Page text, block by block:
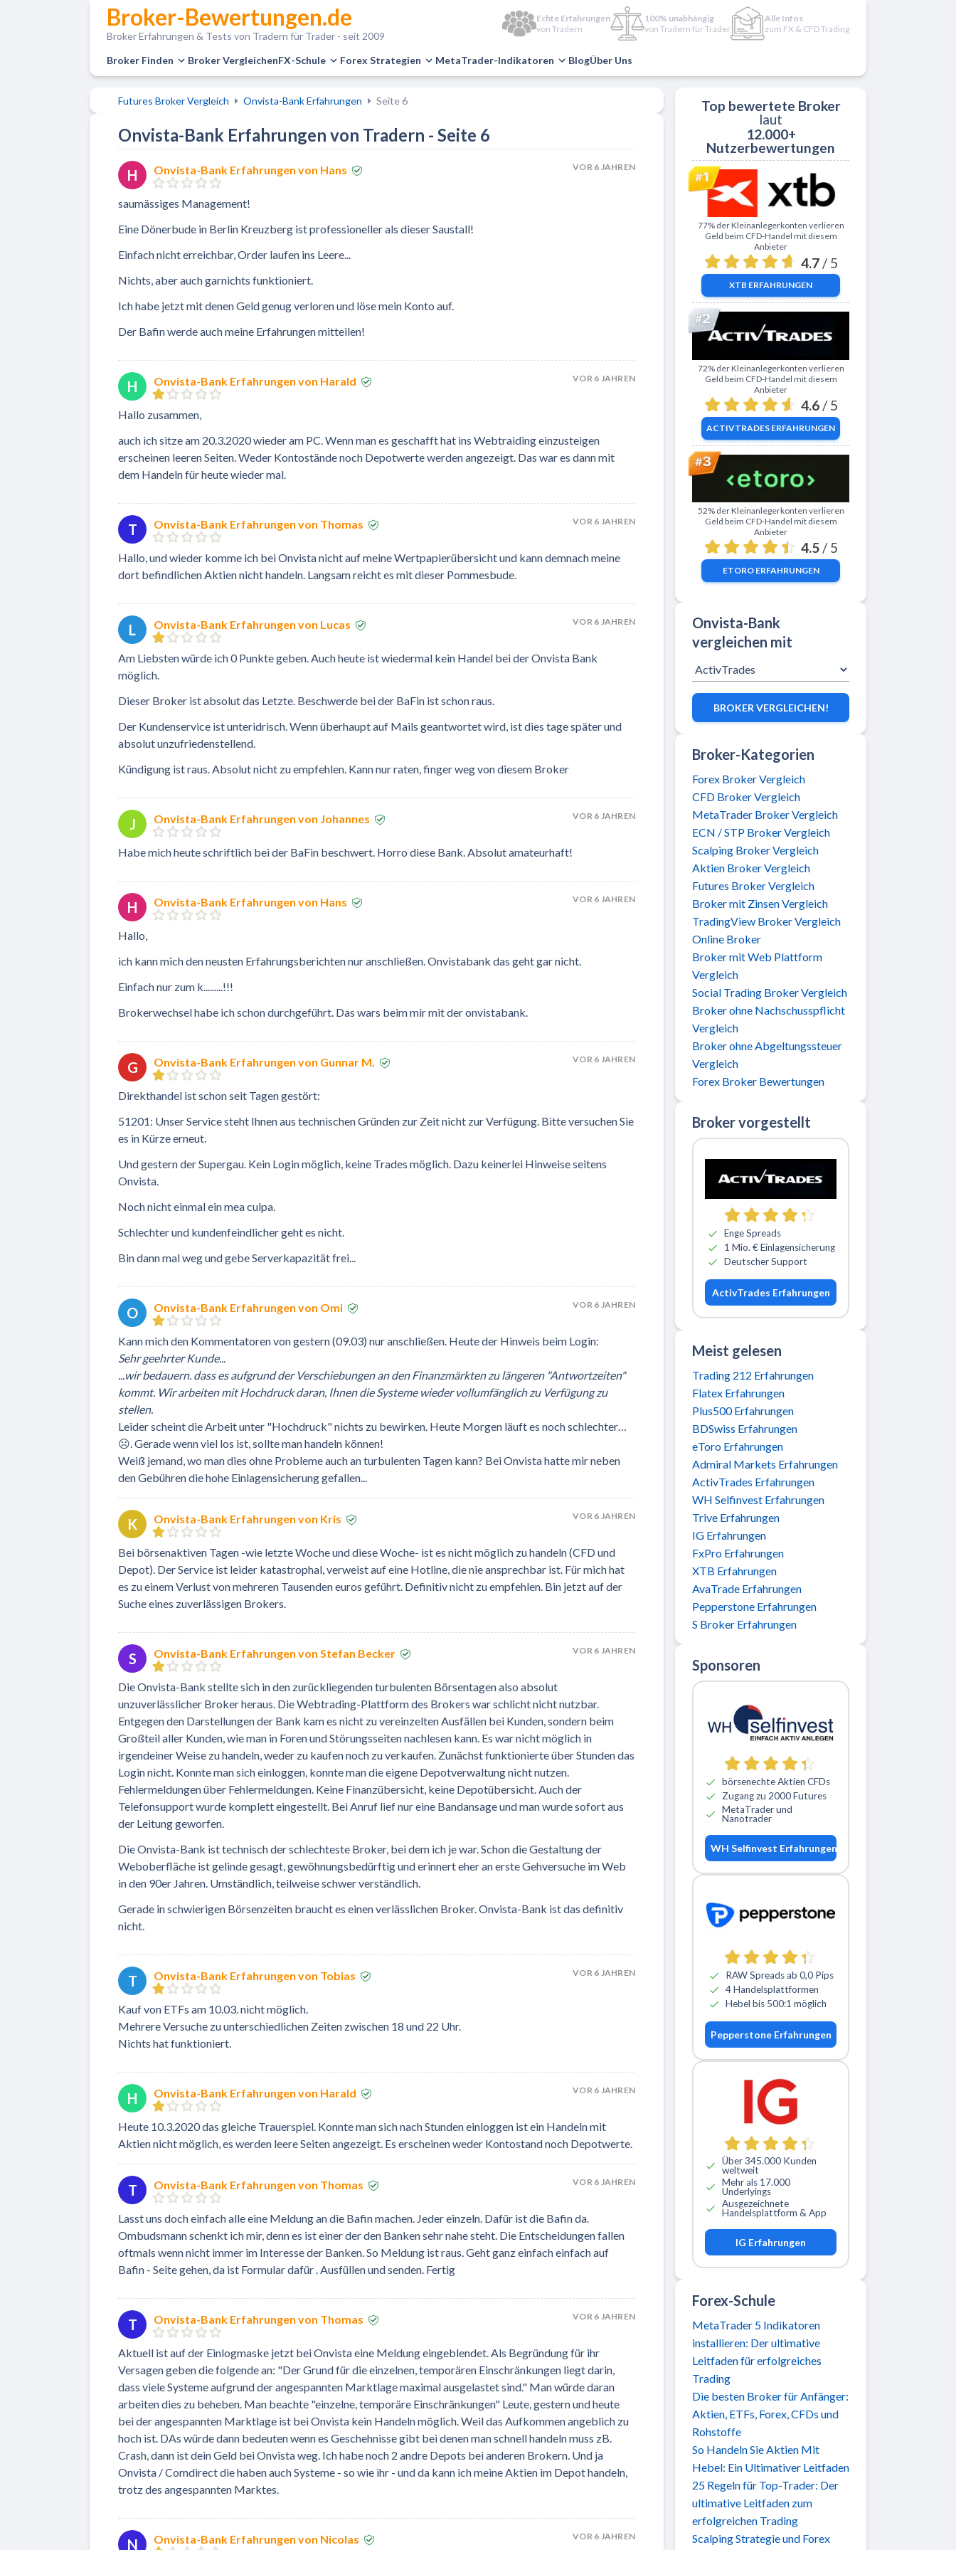
Broker-Bewertungen.de
Broker Erfahrungen & Tests von Tradern für Trader - seit 2009
Echte Erfahrungen
von Tradern
100% unabhängig
von Tradern für Trader
Alle Infos
zum FX & CFD Trading
Broker Finden Broker VergleichenFX-Schule Forex Strategien MetaTrader-Indikatoren BlogÜber Uns
Futures Broker Vergleich Onvista-Bank Erfahrungen Seite 6
Onvista-Bank Erfahrungen von Tradern - Seite 6
H Onvista-Bank Erfahrungen von Hans VOR 6 JAHREN
saumässiges Management!
Eine Dönerbude in Berlin Kreuzberg ist professioneller als dieser Saustall!
Einfach nicht erreichbar, Order laufen ins Leere...
Nichts, aber auch garnichts funktioniert.
Ich habe jetzt mit denen Geld genug verloren und löse mein Konto auf.
Der Bafin werde auch meine Erfahrungen mitteilen!
H Onvista-Bank Erfahrungen von Harald VOR 6 JAHREN
Hallo zusammen,
auch ich sitze am 20.3.2020 wieder am PC. Wenn man es geschafft hat ins Webtraiding einzusteigen
erscheinen leeren Seiten. Weder Kontostände noch Depotwerte werden angezeigt. Das war es dann mit
dem Handeln für heute wieder mal.
T Onvista-Bank Erfahrungen von Thomas VOR 6 JAHREN
Hallo, und wieder komme ich bei Onvista nicht auf meine Wertpapierübersicht und kann demnach meine
dort befindlichen Aktien nicht handeln. Langsam reicht es mit dieser Pommesbude.
L Onvista-Bank Erfahrungen von Lucas VOR 6 JAHREN
Am Liebsten würde ich 0 Punkte geben. Auch heute ist wiedermal kein Handel bei der Onvista Bank
möglich.
Dieser Broker ist absolut das Letzte. Beschwerde bei der BaFin ist schon raus.
Der Kundenservice ist unteridrisch. Wenn überhaupt auf Mails geantwortet wird, ist dies tage später und
absolut unzufriedenstellend.
Kündigung ist raus. Absolut nicht zu empfehlen. Kann nur raten, finger weg von diesem Broker
J Onvista-Bank Erfahrungen von Johannes VOR 6 JAHREN
Habe mich heute schriftlich bei der BaFin beschwert. Horro diese Bank. Absolut amateurhaft!
H Onvista-Bank Erfahrungen von Hans VOR 6 JAHREN
Hallo,
ich kann mich den neusten Erfahrungsberichten nur anschließen. Onvistabank das geht gar nicht.
Einfach nur zum k.........!!!
Brokerwechsel habe ich schon durchgeführt. Das wars beim mir mit der onvistabank.
G Onvista-Bank Erfahrungen von Gunnar M. VOR 6 JAHREN
Direkthandel ist schon seit Tagen gestört:
51201: Unser Service steht Ihnen aus technischen Gründen zur Zeit nicht zur Verfügung. Bitte versuchen Sie
es in Kürze erneut.
Und gestern der Supergau. Kein Login möglich, keine Trades möglich. Dazu keinerlei Hinweise seitens
Onvista.
Noch nicht einmal ein mea culpa.
Schlechter und kundenfeindlicher geht es nicht.
Bin dann mal weg und gebe Serverkapazität frei...
O Onvista-Bank Erfahrungen von Omi VOR 6 JAHREN
Kann mich den Kommentatoren von gestern (09.03) nur anschließen. Heute der Hinweis beim Login:
Sehr geehrter Kunde...
...wir bedauern. dass es aufgrund der Verschiebungen an den Finanzmärkten zu längeren "Antwortzeiten"
kommt. Wir arbeiten mit Hochdruck daran, Ihnen die Systeme wieder vollumfänglich zu Verfügung zu
stellen.
Leider scheint die Arbeit unter "Hochdruck" nichts zu bewirken. Heute Morgen läuft es noch schlechter…
☹. Gerade wenn viel los ist, sollte man handeln können!
Weiß jemand, wo man dies ohne Probleme auch an turbulenten Tagen kann? Bei Onvista hatte mir neben
den Gebühren die hohe Einlagensicherung gefallen...
K Onvista-Bank Erfahrungen von Kris VOR 6 JAHREN
Bei börsenaktiven Tagen -wie letzte Woche und diese Woche- ist es nicht möglich zu handeln (CFD und
Depot). Der Service ist leider katastrophal, verweist auf eine Hotline, die nie ansprechbar ist. Für mich hat
es zu einem Verlust von mehreren Tausenden euros geführt. Definitiv nicht zu empfehlen. Bin jetzt auf der
Suche eines zuverlässigen Brokers.
S Onvista-Bank Erfahrungen von Stefan Becker VOR 6 JAHREN
Die Onvista-Bank stellte sich in den zurückliegenden turbulenten Börsentagen also absolut
unzuverlässlicher Broker heraus. Die Webtrading-Plattform des Brokers war schlicht nicht nutzbar.
Entgegen den Darstellungen der Bank kam es nicht zu vereinzelten Ausfällen bei Kunden, sondern beim
Großteil aller Kunden, wie man in Foren und Störungsseiten nachlesen kann. Es war nicht möglich in
irgendeiner Weise zu handeln, weder zu kaufen noch zu verkaufen. Zunächst funktionierte über Stunden das
Login nicht. Konnte man sich einloggen, konnte man die eigene Depotverwaltung nicht nutzen.
Fehlermeldungen über Fehlermeldungen. Keine Finanzübersicht, keine Depotübersicht. Auch der
Telefonsupport wurde komplett eingestellt. Bei Anruf lief nur eine Bandansage und man wurde sofort aus
der Leitung geworfen.
Die Onvista-Bank ist technisch der schlechteste Broker, bei dem ich je war. Schon die Gestaltung der
Weboberfläche ist gelinde gesagt, gewöhnungsbedürftig und erinnert eher an erste Gehversuche im Web
in den 90er Jahren. Umständlich, teilweise schwer verständlich.
Gerade in schwierigen Börsenzeiten braucht es einen verlässlichen Broker. Onvista-Bank ist das definitiv
nicht.
T Onvista-Bank Erfahrungen von Tobias VOR 6 JAHREN
Kauf von ETFs am 10.03. nicht möglich.
Mehrere Versuche zu unterschiedlichen Zeiten zwischen 18 und 22 Uhr.
Nichts hat funktioniert.
H Onvista-Bank Erfahrungen von Harald VOR 6 JAHREN
Heute 10.3.2020 das gleiche Trauerspiel. Konnte man sich nach Stunden einloggen ist ein Handeln mit
Aktien nicht möglich, es werden leere Seiten angezeigt. Es erscheinen weder Kontostand noch Depotwerte.
T Onvista-Bank Erfahrungen von Thomas VOR 6 JAHREN
Lasst uns doch einfach alle eine Meldung an die Bafin machen. Jeder einzeln. Dafür ist die Bafin da.
Ombudsmann schenkt ich mir, denn es ist einer der den Banken sehr nahe steht. Die Entscheidungen fallen
oftmals wenn nicht immer im Interesse der Banken. So Meldung ist raus. Geht ganz einfach einfach auf
Bafin - Seite gehen, da ist Formular dafür . Ausfüllen und senden. Fertig
T Onvista-Bank Erfahrungen von Thomas VOR 6 JAHREN
Aktuell ist auf der Einlogmaske jetzt bei Onvista eine Meldung eingeblendet. Als Begründung für ihr
Versagen geben die folgende an: "Der Grund für die einzelnen, temporären Einschränkungen liegt darin,
dass viele Systeme aufgrund der angespannten Marktlage maximal ausgelastet sind." Man würde daran
arbeiten dies zu beheben. Man beachte "einzelne, temporäre Einschränkungen" Leute, gestern und heute
bei der angespannten Marktlage ist bei Onvista kein Handeln möglich. Weil das Aufkommen angeblich zu
hoch ist. DAs würde dann bedeuten wenn es Geschehnisse gibt bei denen man schnell handeln muss zB.
Crash, dann ist dein Geld bei Onvista weg. Ich habe noch 2 andre Depots bei anderen Brokern. Und ja
Onvista / Comdirect die haben auch Systeme - so wie ihr - und da kann ich meine Aktien im Depot handeln,
trotz des angespannten Marktes.
N Onvista-Bank Erfahrungen von Nicolas VOR 6 JAHREN
Top bewertete Broker
laut
12.000+
Nutzerbewertungen
Zu XTB
77% der Kleinanlegerkonten verlieren
Geld beim CFD-Handel mit diesem
Anbieter
4.7 / 5
XTB ERFAHRUNGEN
Zu ActivTrades
72% der Kleinanlegerkonten verlieren
Geld beim CFD-Handel mit diesem
Anbieter
4.6 / 5
ACTIVTRADES ERFAHRUNGEN
Zu eToro
52% der Kleinanlegerkonten verlieren
Geld beim CFD-Handel mit diesem
Anbieter
4.5 / 5
ETOROERFAHRUNGEN
Onvista-Bank
vergleichen mit
BROKER VERGLEICHEN!
Broker-Kategorien
Forex Broker Vergleich
CFD Broker Vergleich
MetaTrader Broker Vergleich
ECN / STP Broker Vergleich
Scalping Broker Vergleich
Aktien Broker Vergleich
Futures Broker Vergleich
Broker mit Zinsen Vergleich
TradingView Broker Vergleich
Online Broker
Broker mit Web Plattform
Vergleich
Social Trading Broker Vergleich
Broker ohne Nachschusspflicht
Vergleich
Broker ohne Abgeltungssteuer
Vergleich
Forex Broker Bewertungen
Broker vorgestellt
Zu ActivTrades
Enge Spreads
1 Mio. € Einlagensicherung
Deutscher Support
ActivTrades Erfahrungen
Meist gelesen
Trading 212 Erfahrungen
Flatex Erfahrungen
Plus500 Erfahrungen
BDSwiss Erfahrungen
eToro Erfahrungen
Admiral Markets Erfahrungen
ActivTrades Erfahrungen
WH Selfinvest Erfahrungen
Trive Erfahrungen
IG Erfahrungen
FxPro Erfahrungen
XTB Erfahrungen
AvaTrade Erfahrungen
Pepperstone Erfahrungen
S Broker Erfahrungen
Sponsoren
börsenechte Aktien CFDs
Zugang zu 2000 Futures
MetaTrader und
Nanotrader
WH Selfinvest Erfahrungen
RAW Spreads ab 0,0 Pips
4 Handelsplattformen
Hebel bis 500:1 möglich
Pepperstone Erfahrungen
Über 345.000 Kunden
weltweit
Mehr als 17.000
Underlyings
Ausgezeichnete
Handelsplattform & App
IG Erfahrungen
Forex-Schule
MetaTrader 5 Indikatoren
installieren: Der ultimative
Leitfaden für erfolgreiches
Trading
Die besten Broker für Anfänger:
Aktien, ETFs, Forex, CFDs und
Rohstoffe
So Handeln Sie Aktien Mit
Hebel: Ein Ultimativer Leitfaden
25 Regeln für Top-Trader: Der
ultimative Leitfaden zum
erfolgreichen Trading
Scalping Strategie und Forex